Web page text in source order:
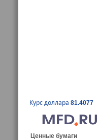
Курс доллара 81.4077
Ценные бумаги